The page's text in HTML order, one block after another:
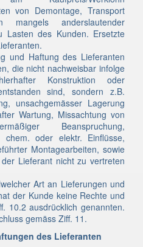
von Demontage, Transport
mangels anderslautender
Lasten des Kunden. Ersetzte
und Haftung des Lieferanten
die nicht nachweisbar infolge
Konstruktion oder
sind, sondern z.B.
unsachgemässer Lagerung
Wartung, Missachtung von
Beanspruchung,
chem. oder elektr. Einflüsse,
Montagearbeiten, sowie
Lieferant nicht zu vertreten
Art an Lieferungen und
der Kunde keine Rechte und
10.2 ausdrücklich genannten.
gemäss Ziff. 11.
des Lieferanten